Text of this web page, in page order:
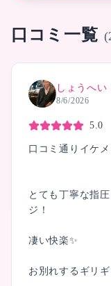
口コミ一覧
しょうへい
8/6/2026
5.0
口コミ通りイケ
とても丁寧な指
ジ！
凄い快楽✨
お別れするギリ